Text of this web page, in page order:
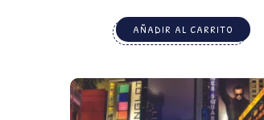
AÑADIR AL CARRITO